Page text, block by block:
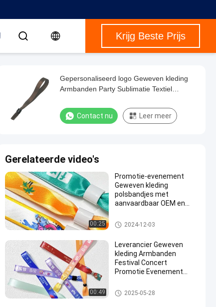
Krijg Beste Prijs
Gepersonaliseerd logo Geweven kleding
Armbanden Party Sublimatie Textiel
Contact nu Leer meer
Gerelateerde video's
00:25
Promotie-evenement
Geweven kleding
polsbandjes met
aanvaardbaar OEM en
Geweven polsbanden
2024-12-03
00:49
Leverancier Geweven
kleding Armbanden
Festival Concert
Promotie Evenement
Verschillende Ontwerpen
Geweven polsbanden
2025-05-28